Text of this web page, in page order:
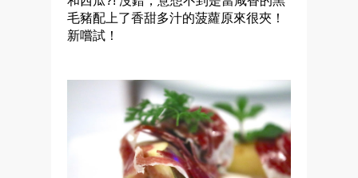
毛豬配上了香甜多汁的菠蘿原來很夾！
新嚐試！